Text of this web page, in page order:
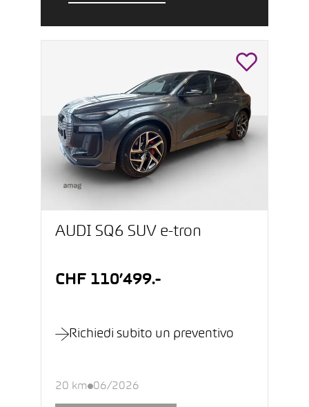
AUDI SQ6 SUV e-tron
CHF 110’499.-
Richiedi subito un preventivo
20 km 06/2026